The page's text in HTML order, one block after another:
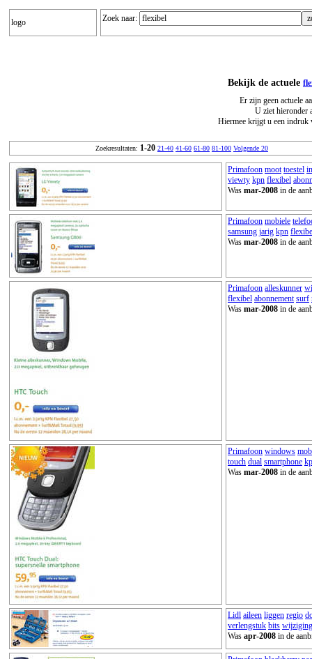
logo Zoek naar:
Bekijk de actuele
Er zijn geen actuele
U ziet hieronder
Hiermee krijgt u een indruk
Zoekresultaten: 1-20 21-40 41-60 61-80 81-100 Volgende 20
Primafoon moot toestel
viewty kpn flexibel
Was mar-2008 in de
Primafoon mobiele
samsung jarig kpn
Was mar-2008 in de
Primafoon alleskunner
flexibel abonnement surf
Was mar-2008 in de
Primafoon windows
touch dual smartphone
Was mar-2008 in de
Lidl aileen liggen regio
verlengstuk bits
Was apr-2008 in de